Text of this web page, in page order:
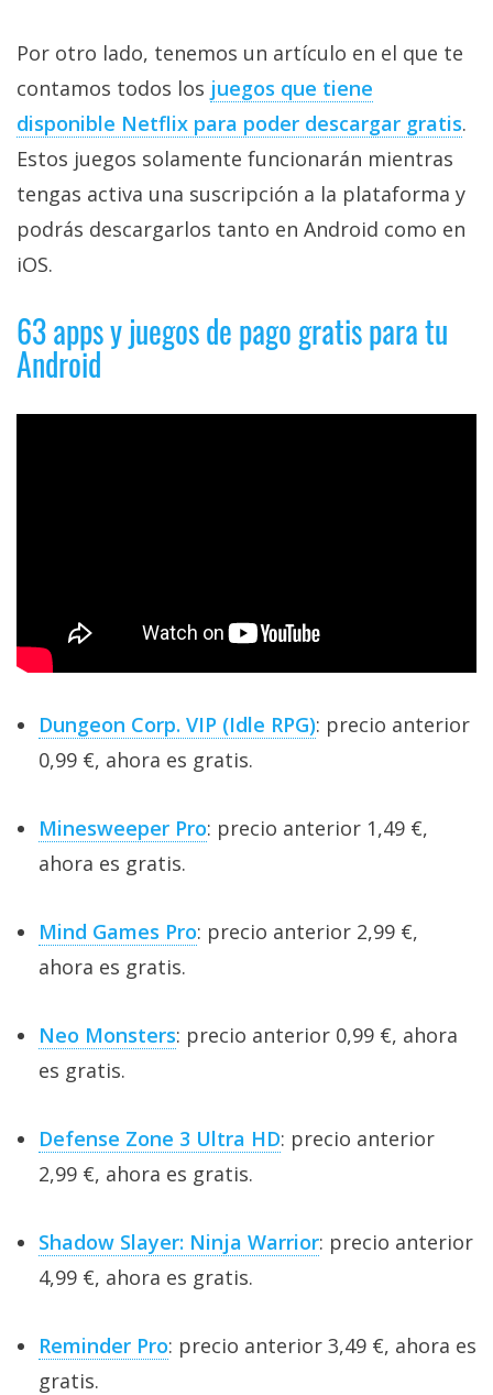
opciones
de
privacidad
/
Aviso
Legal
El medio de
encontrarás
todas las
noticias sobre
(CC) 2006-
2026.
derechos
Por otro lado, tenemos un artículo en el que te
contamos todos los juegos que tiene
disponible Netflix para poder descargar gratis.
Estos juegos solamente funcionarán mientras
tengas activa una suscripción a la plataforma y
podrás descargarlos tanto en Android como en
iOS.
63 apps y juegos de pago gratis para tu
Android
Dungeon Corp. VIP (Idle RPG): precio anterior
0,99 €, ahora es gratis.
Minesweeper Pro: precio anterior 1,49 €,
ahora es gratis.
Mind Games Pro: precio anterior 2,99 €,
ahora es gratis.
Neo Monsters: precio anterior 0,99 €, ahora
es gratis.
Defense Zone 3 Ultra HD: precio anterior
2,99 €, ahora es gratis.
Shadow Slayer: Ninja Warrior: precio anterior
4,99 €, ahora es gratis.
Reminder Pro: precio anterior 3,49 €, ahora es
gratis.